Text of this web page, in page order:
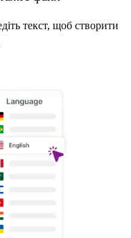
текст, щоб створити